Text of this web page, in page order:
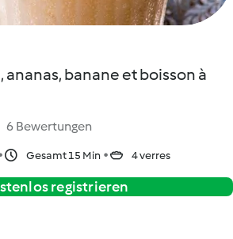
banane et boisson à
6 Bewertungen
Gesamt 15 Min 4 verres
registrieren